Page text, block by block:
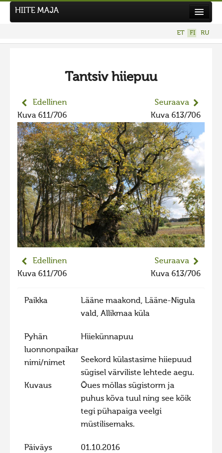
Hiite kuvavõistlus 2026
Hiisien kuvakilpailu 2025
2025 kuvakilpailu lisä
Liikuvad kuvad 2025
Hiisien kuvakilpailu 2024
2024 kuvakilpailu lisä
Liikkuvat kuvat 2024
Hiisien kuvakilpailu 2023
2023 kuvakilpailu lisä
Liikkuvat kuvat 2022
Liikkuvat kuvat 2021
Hiite kuvavõistlus 2020
Liikkuvat kuvat 2020
Hiite kuvavõistlus 2019
Hiite kuvavõistlus 2018
Hiite kuvavõistlus 2017
HIITE MAJA
ET FI RU
Tantsiv hiiepuu
Edellinen
Kuva 611/706
Seuraava
Kuva 613/706
Edellinen
Kuva 611/706
Seuraava
Kuva 613/706
Paikka
Lääne maakond, Lääne-Nigula
vald, Allikmaa küla
Pyhän
luonnonpaikan
nimi/nimet
Hiiekünnapuu
Kuvaus
Seekord külastasime hiiepuud
sügisel värviliste lehtede aegu.
Õues möllas sügistorm ja
puhus kõva tuul ning see kõik
tegi pühapaiga veelgi
müstilisemaks.
Päiväys 01.10.2016